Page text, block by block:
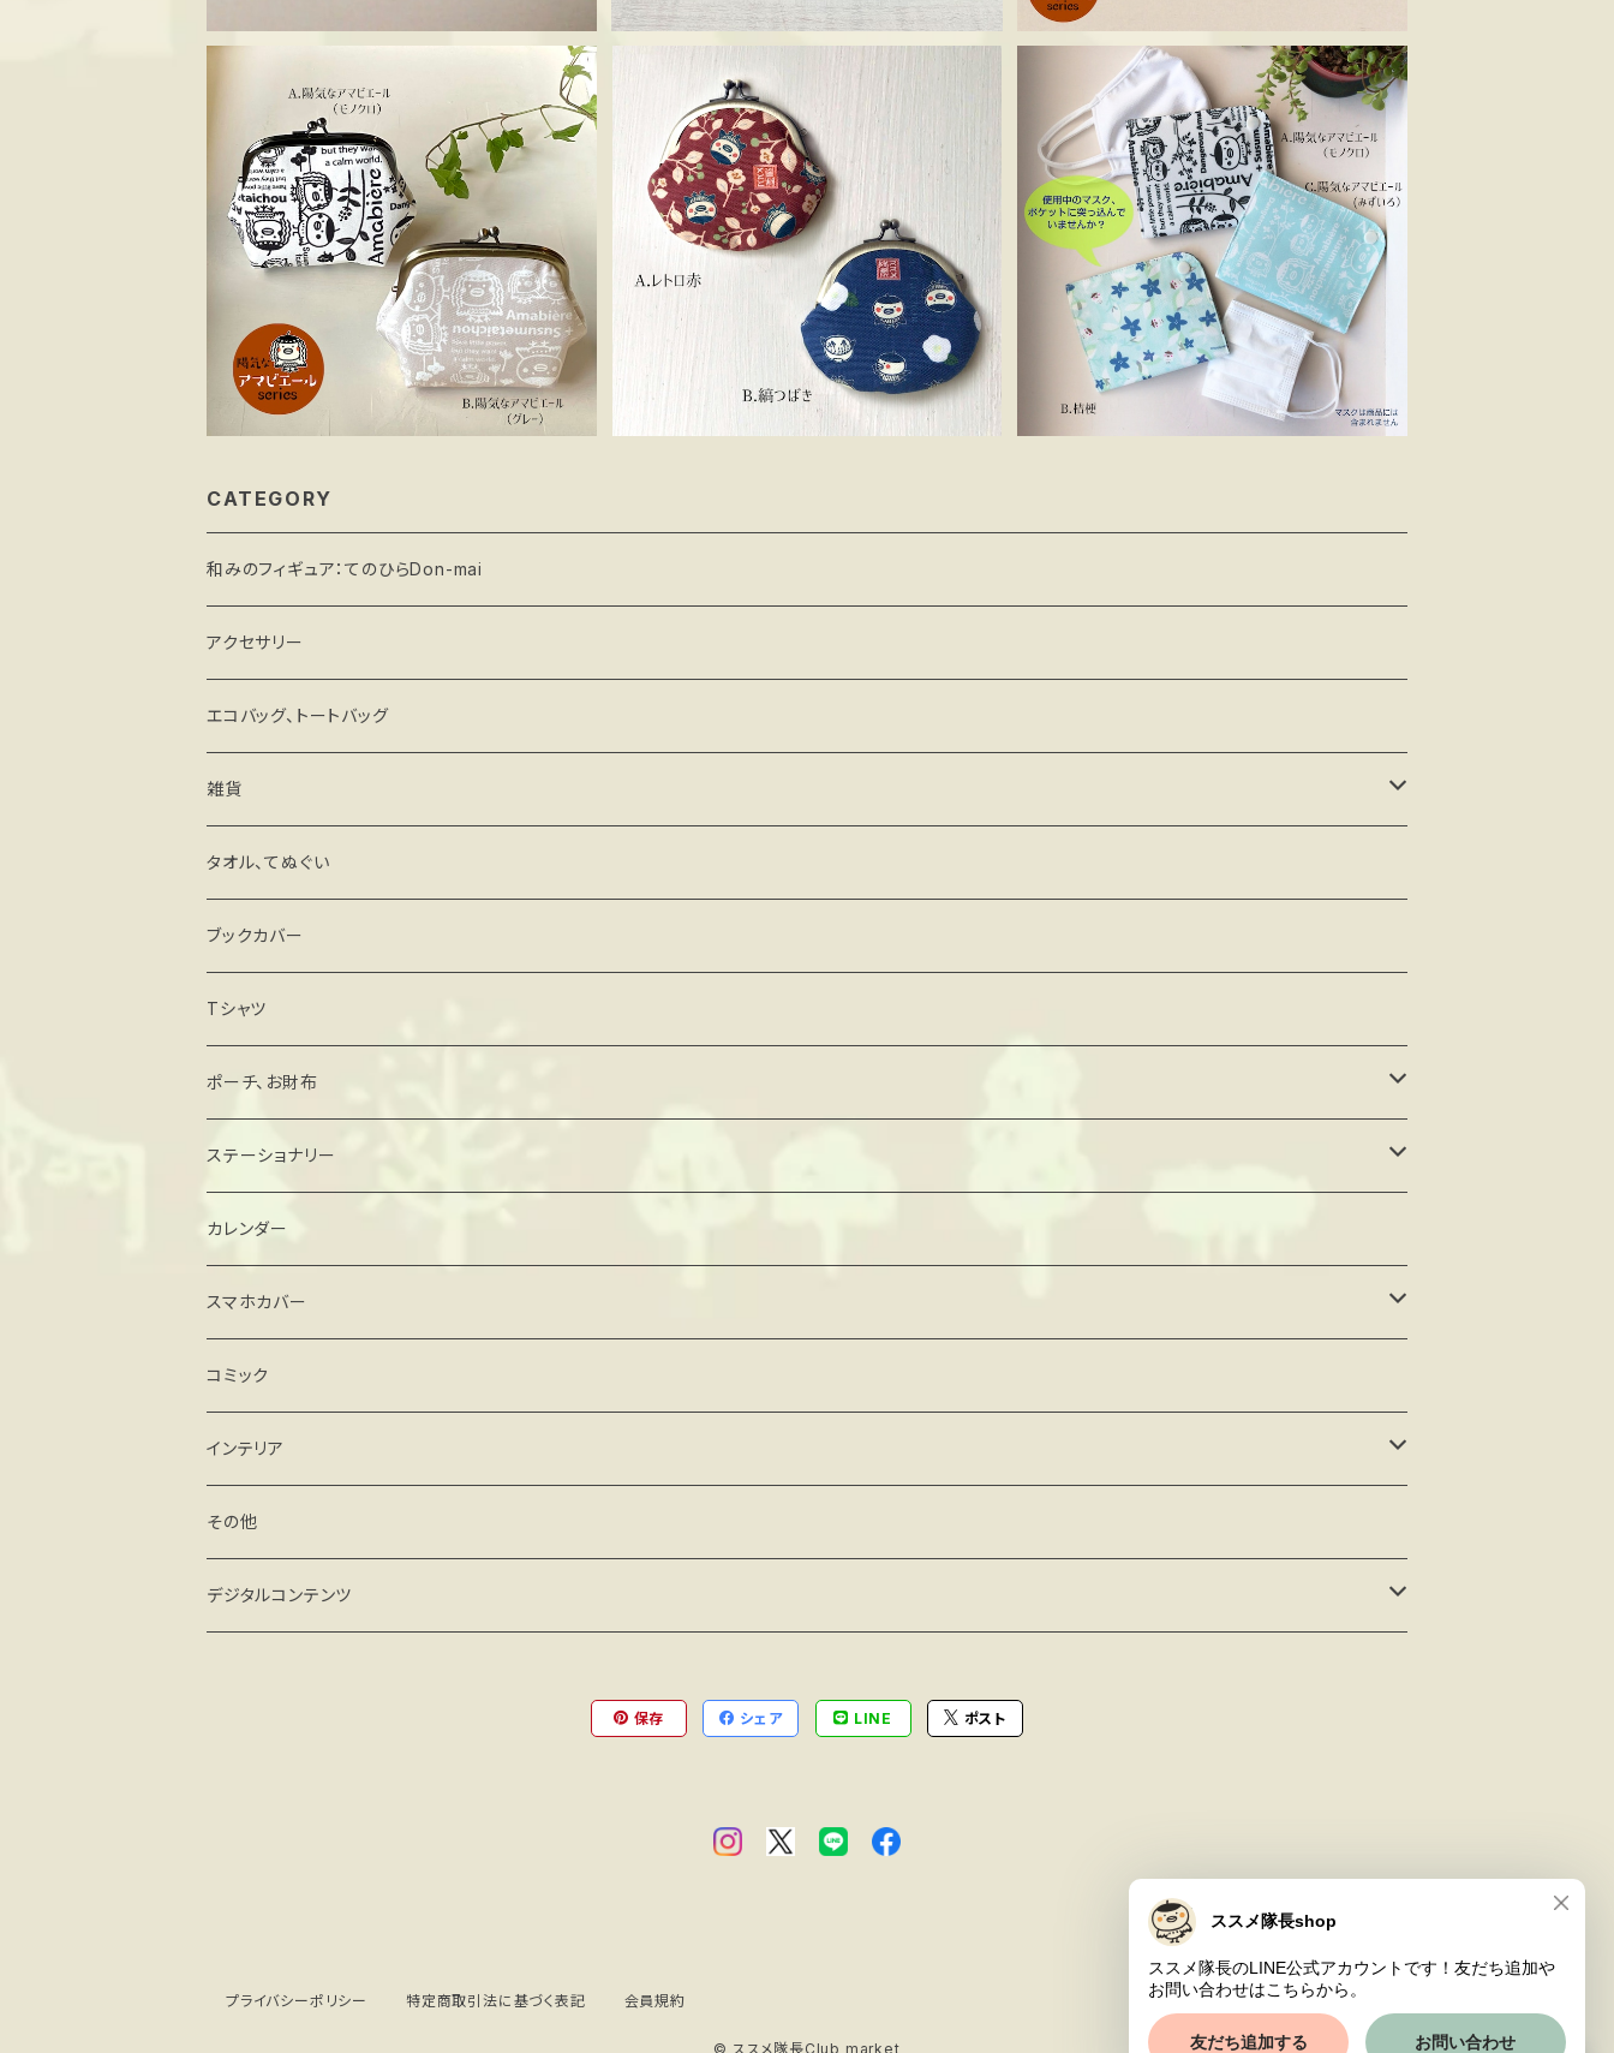
がま口ポーチ ススメ隊長 ＊陽気なアマビエー
ル スクエアS
¥1,430
がま口(小丸S) ススメ隊長
¥1,100
マスクケース ススメ隊長
¥1,100
CATEGORY
和みのフィギュア：てのひらDon-mai
アクセサリー
エコバッグ、トートバッグ
雑貨
キーホルダー・ストラップ
ミラー
マグネットステッカー
その他
タオル、てぬぐい
ブックカバー
Tシャツ
ポーチ、お財布
がま口タイプ
ファスナータイプ
その他
ステーショナリー
手帳、スケジュール帳
カード、レターセット
メモ、一筆箋
シール
マグネット
その他
カレンダー
スマホカバー
iPhone
クリアケース
ハードケース(マット)
Android
クリアケース
ハードケース(マット)
コミック
インテリア
フィギュア
miniフレーム
その他
デジタルコンテンツ
保存 シェア LINE ポスト
プライバシーポリシー 特定商取引法に基づく表記 会員規約
© ススメ隊長Club market